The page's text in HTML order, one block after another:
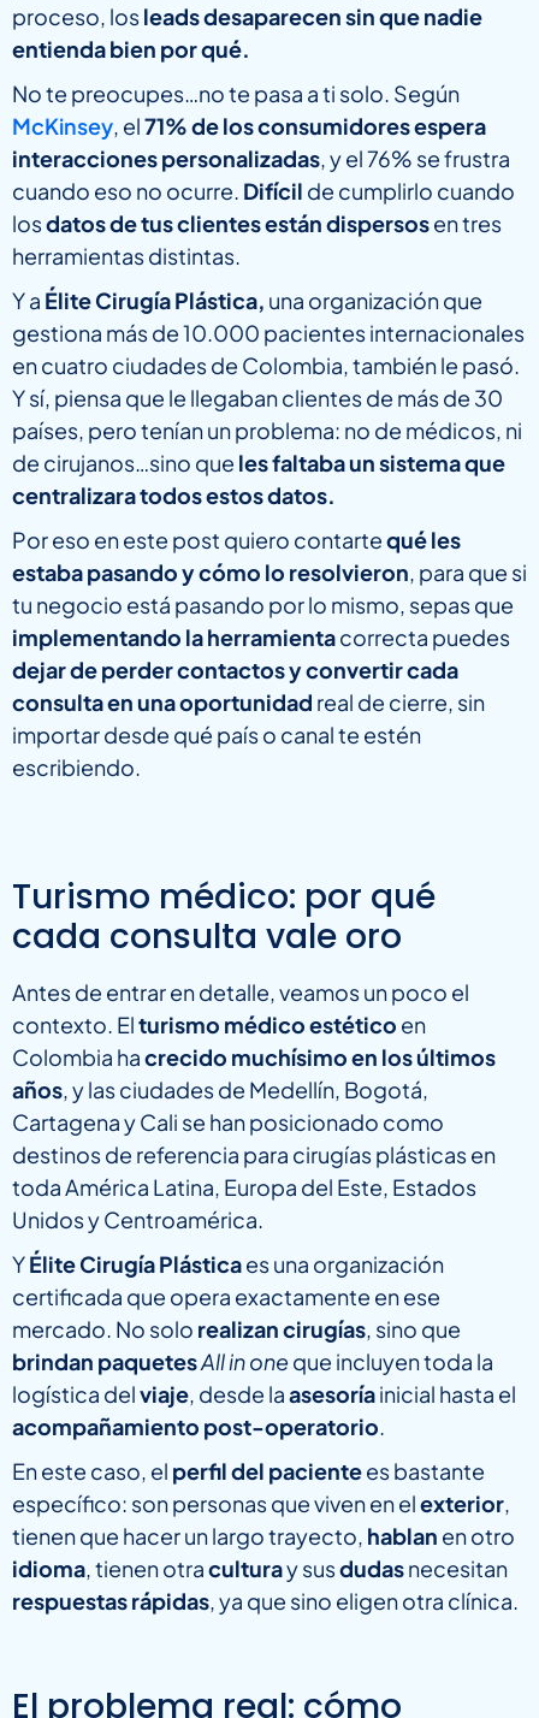
proceso, losleads desaparecen sin que nadie
entienda bien por qué.
No te preocupes…no te pasa a ti solo. Según
McKinsey, el71% de los consumidores espera
interacciones personalizadas, y el 76% se frustra
cuando eso no ocurre. Difícil de cumplirlo cuando
losdatos de tus clientes están dispersosen tres
herramientas distintas.
Y a Élite Cirugía Plástica, una organización que
gestiona más de 10.000 pacientes internacionales
en cuatro ciudades de Colombia, también le pasó.
Y sí, piensa que le llegaban clientes de más de 30
países, pero tenían un problema: no de médicos, ni
de cirujanos…sino que les faltaba un sistema que
centralizara todos estos datos.
Por eso en este post quiero contartequé les
estaba pasando y cómo lo resolvieron, para que si
tu negocio está pasando por lo mismo, sepas que
implementando la herramientacorrecta puedes
dejar de perder contactos y convertir cada
consulta en una oportunidad real de cierre, sin
importar desde qué país o canal te estén
escribiendo.
Turismo médico: por qué
cada consulta vale oro
Antes de entrar en detalle, veamos un poco el
contexto. Elturismo médico estético en
Colombia hacrecido muchísimo en los últimos
años, y las ciudades de Medellín, Bogotá,
Cartagena y Cali se han posicionado como
destinos de referencia para cirugías plásticas en
toda América Latina, Europa del Este, Estados
Unidos y Centroamérica.
YÉlite Cirugía Plásticaes una organización
certificada que opera exactamente en ese
mercado. No solo realizan cirugías, sino que
brindan paquetesAll in oneque incluyen toda la
logística delviaje, desde laasesoríainicial hasta el
acompañamiento post-operatorio.
En este caso, el perfil del pacientees bastante
específico: son personas que viven en elexterior,
tienen que hacer un largo trayecto, hablan en otro
idioma, tienen otraculturay susdudasnecesitan
respuestas rápidas, ya que sino eligen otra clínica.
El problema real: cómo